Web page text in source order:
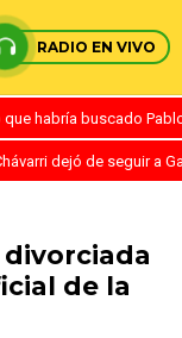
RADIO EN VIVO
habría buscado
dejó de seguir a
divorciada
de la